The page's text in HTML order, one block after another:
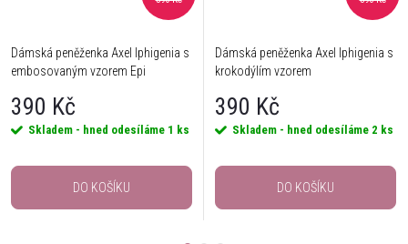
Dámská peněženka Axel Iphigenia s
embosovaným vzorem Epi
390 Kč
Skladem - hned odesíláme 1 ks
DO KOŠÍKU
Dámská peněženka Axel Iphigenia s
krokodýlím vzorem
390 Kč
Skladem - hned odesíláme 2 ks
DO KOŠÍKU